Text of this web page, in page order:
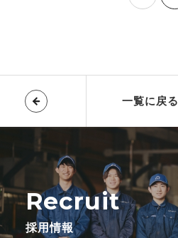
一覧に戻る
Recruit
採用情報